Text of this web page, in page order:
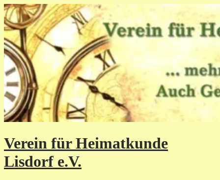
Zum
Inhalt
springen
Verein für Heimatkunde
Lisdorf e.V.